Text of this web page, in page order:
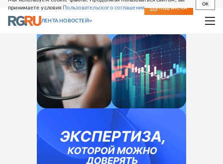
принимаете условия Пользовательского соглашения
OK
СВЕЖИЙ НОМЕР ПОДПИСКА
ЛЕНТА НОВОСТЕЙ